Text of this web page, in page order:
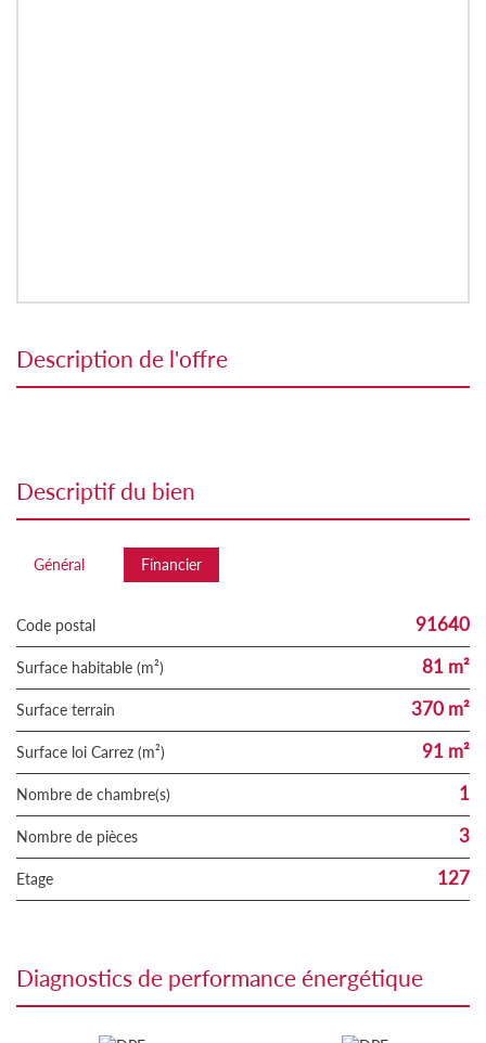
description de l'offre
descriptif du bien
Général Financier
Code postal 91640
Surface habitable (m²) 81 m²
surface terrain 370 m²
Surface loi Carrez (m²) 91 m²
Nombre de chambre(s) 1
Nombre de pièces 3
Etage 127
diagnostics de performance énergétique